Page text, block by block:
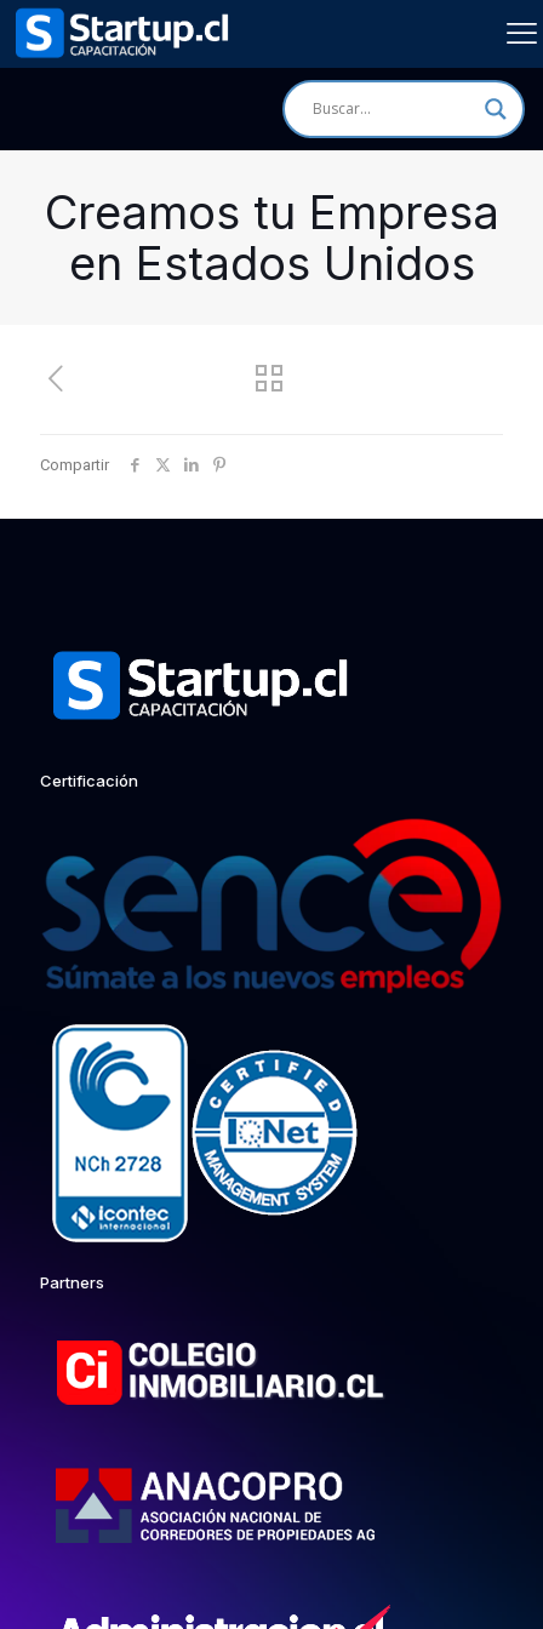
Creamos tu Empresa
en Estados Unidos
Compartir
Certificación
Partners